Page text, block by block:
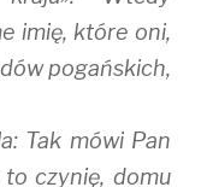
imię, które oni,
pogańskich,
Tak mówi Pan
czynię, domu